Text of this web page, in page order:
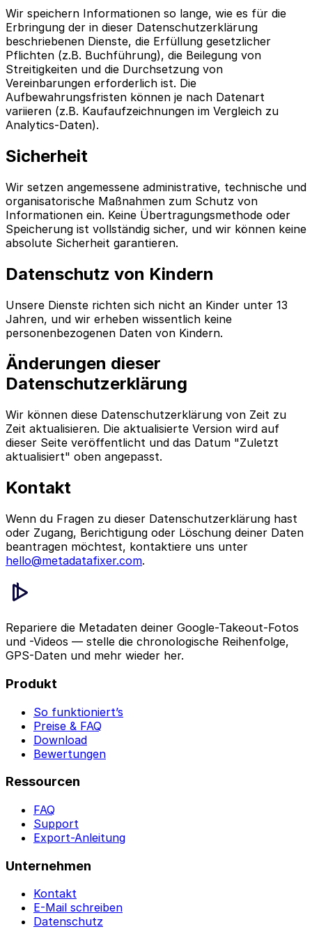
Wir speichern Informationen so lange, wie es für die
Erbringung der in dieser Datenschutzerklärung
beschriebenen Dienste, die Erfüllung gesetzlicher
Pflichten (z.B. Buchführung), die Beilegung von
Streitigkeiten und die Durchsetzung von
Vereinbarungen erforderlich ist. Die
Aufbewahrungsfristen können je nach Datenart
variieren (z.B. Kaufaufzeichnungen im Vergleich zu
Analytics-Daten).
Sicherheit
Wir setzen angemessene administrative, technische und
organisatorische Maßnahmen zum Schutz von
Informationen ein. Keine Übertragungsmethode oder
Speicherung ist vollständig sicher, und wir können keine
absolute Sicherheit garantieren.
Datenschutz von Kindern
Unsere Dienste richten sich nicht an Kinder unter 13
Jahren, und wir erheben wissentlich keine
personenbezogenen Daten von Kindern.
Änderungen dieser
Datenschutzerklärung
Wir können diese Datenschutzerklärung von Zeit zu
Zeit aktualisieren. Die aktualisierte Version wird auf
dieser Seite veröffentlicht und das Datum "Zuletzt
aktualisiert" oben angepasst.
Kontakt
Wenn du Fragen zu dieser Datenschutzerklärung hast
oder Zugang, Berichtigung oder Löschung deiner Daten
beantragen möchtest, kontaktiere uns unter
hello@metadatafixer.com.
Repariere die Metadaten deiner Google-Takeout-Fotos
und -Videos — stelle die chronologische Reihenfolge,
GPS-Daten und mehr wieder her.
Produkt
So funktioniert’s
Preise & FAQ
Download
Bewertungen
Ressourcen
FAQ
Support
Export-Anleitung
Unternehmen
Kontakt
E-Mail schreiben
Datenschutz